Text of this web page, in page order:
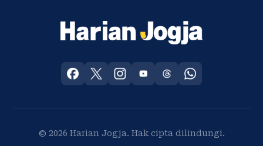
© 2026 Harian Jogja. Hak cipta dilindungi.